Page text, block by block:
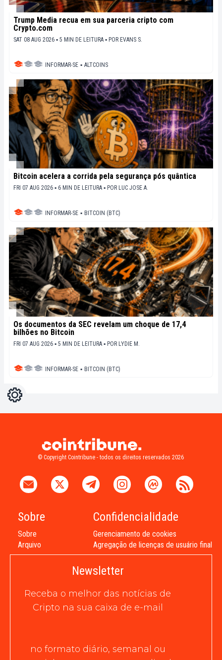
Trump Media recua em sua parceria cripto com
Crypto.com
SAT 08 AUG 2026 ▪ 5 MIN DE LEITURA ▪ POR EVANS S.
INFORMAR-SE ▪ ALTCOINS
Bitcoin acelera a corrida pela segurança pós quântica
FRI 07 AUG 2026 ▪ 6 MIN DE LEITURA ▪ POR LUC JOSE A.
INFORMAR-SE ▪ BITCOIN (BTC)
Os documentos da SEC revelam um choque de 17,4
bilhões no Bitcoin
FRI 07 AUG 2026 ▪ 5 MIN DE LEITURA ▪ POR LYDIE M.
INFORMAR-SE ▪ BITCOIN (BTC)
Configurações
© Copyright Cointribune - todos os direitos reservados 2026
Sobre
Sobre
Arquivo
Confidencialidade
Gerenciamento de cookies
Agregação de licenças de usuário final
Newsletter
Receba o melhor das notícias de
Cripto na sua caixa de e-mail
no formato diário, semanal ou